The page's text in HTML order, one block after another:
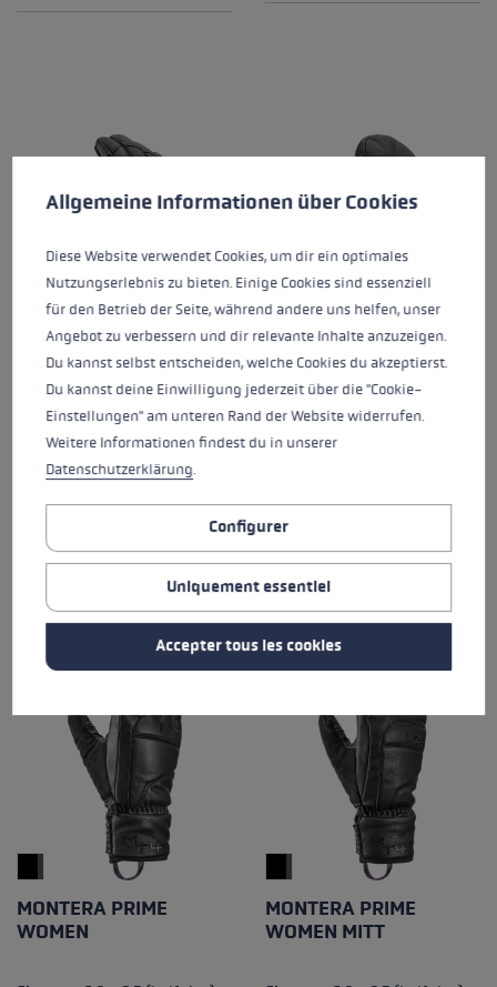
MONTERA PRIME
Sizerun:7.0 - 11.0 (half size)
Niveau de chaleur:Extra
warm
MONTERA PRIME MITT
Extra Warm
MONTERA PRIME
WOMEN
MONTERA PRIME
WOMEN MITT
Préférences en matière de cookies
Allgemeine Informationen über Cookies
Diese Website verwendet Cookies, um dir ein optimales
Nutzungserlebnis zu bieten. Einige Cookies sind essenziell
für den Betrieb der Seite, während andere uns helfen, unser
Angebot zu verbessern und dir relevante Inhalte anzuzeigen.
Du kannst selbst entscheiden, welche Cookies du akzeptierst.
Du kannst deine Einwilligung jederzeit über die "Cookie-
Einstellungen" am unteren Rand der Website widerrufen.
Weitere Informationen findest du in unserer
Datenschutzerklärung.
Configurer
Uniquement essentiel
Accepter tous les cookies